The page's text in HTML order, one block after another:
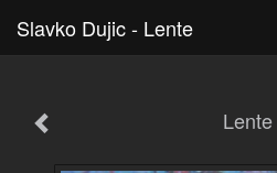
Slavko Dujic - Lente
Lente